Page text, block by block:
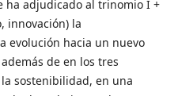
ha adjudicado al trinomio I +
innovación) la
evolución hacia un nuevo
de en los tres
sostenibilidad, en una